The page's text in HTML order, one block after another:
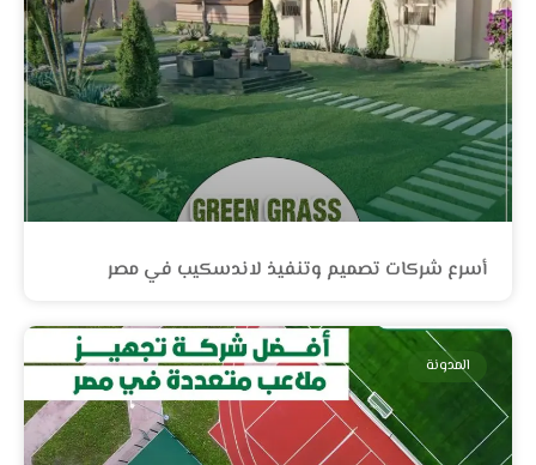
أسرع شركات تصميم وتنفيذ لاندسكيب في مصر
المدونة